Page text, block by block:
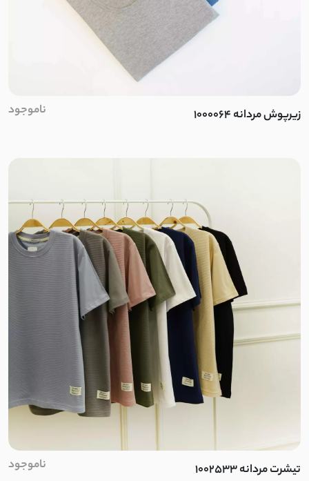
زیرپوش مردانه 1000064 ناموجود
تیشرت مردانه 1002533 ناموجود